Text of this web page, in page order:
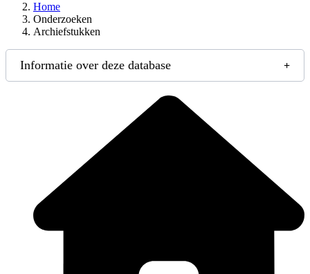
Home
Onderzoeken
Archiefstukken
Informatie over deze database